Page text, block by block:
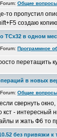
Forum: Общие вопросы
то пропустил
создаю
ТСх32 в одном
Forum: Программное
перетащить
в новых
Forum: Общие вопросы
свернуть
кст - интересный
и жать Ф6 то
без привязки